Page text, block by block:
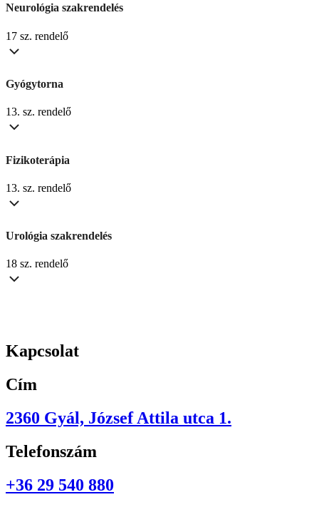
Neurológia szakrendelés
17 sz. rendelő
Gyógytorna
13. sz. rendelő
Fizikoterápia
13. sz. rendelő
Urológia szakrendelés
18 sz. rendelő
Kapcsolat
Cím
2360 Gyál, József Attila utca 1.
Telefonszám
+36 29 540 880